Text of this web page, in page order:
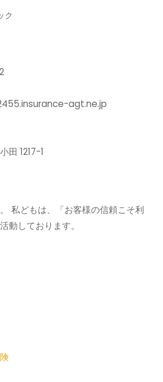
ク
agt.ne.jp
田 1217-1
私どもは、「お客様の信頼こそ利
動しております。